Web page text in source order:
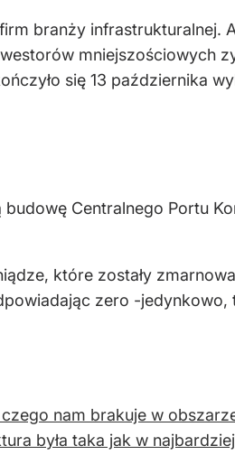
branży infrastrukturalnej.
mniejszościowych
się 13 października
Centralnego Portu
które zostały
zero -jedynkowo,
nam brakuje w
była taka jak w